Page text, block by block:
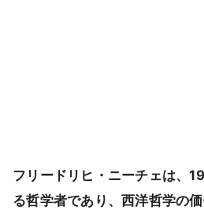
フリードリヒ・ニーチェは、
る哲学者であり、西洋哲学の